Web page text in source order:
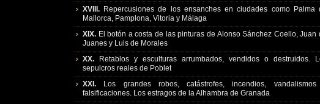
XVIII. Repercusiones de los ensanches en ciudades como Palma
Mallorca, Pamplona, Vitoria y Málaga
XIX. El botón a costa de las pinturas de Alonso Sánchez Coello, Juan
Juanes y Luis de Morales
XX. Retablos y esculturas arrumbados, vendidos o destruidos.
sepulcros reales de Poblet
XXI. Los grandes robos, catástrofes, incendios,
falsificaciones. Los estragos de la Alhambra de Granada